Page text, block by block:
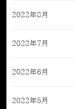
2022年8月
2022年7月
2022年6月
2022年5月